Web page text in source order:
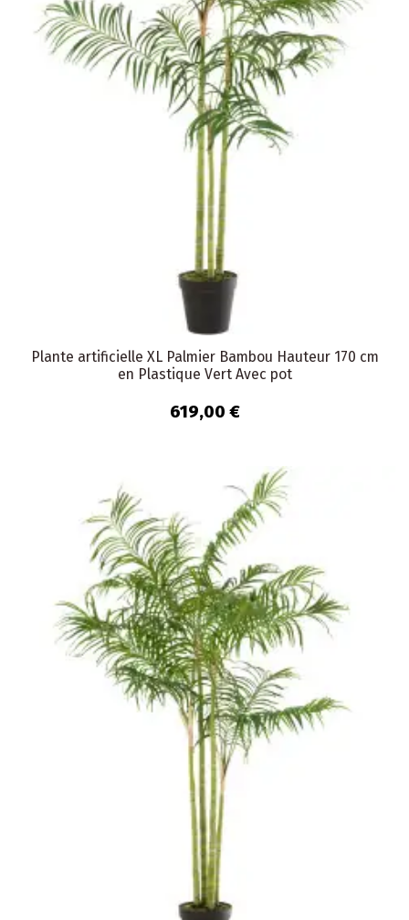
Plante artificielle XL Palmier Bambou Hauteur 170 cm
en Plastique Vert Avec pot
619,00 €